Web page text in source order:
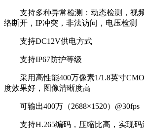
支持多种异常检测：动态检测，视频
络断开，IP冲突，非法访问，电压检测
支持DC12V供电方式
支持IP67防护等级
采用高性能400万像素1/1.8英寸
度效果好，图像清晰度高
可输出400万（2688×1520）@30fps
支持H.265编码，压缩比高，实现码